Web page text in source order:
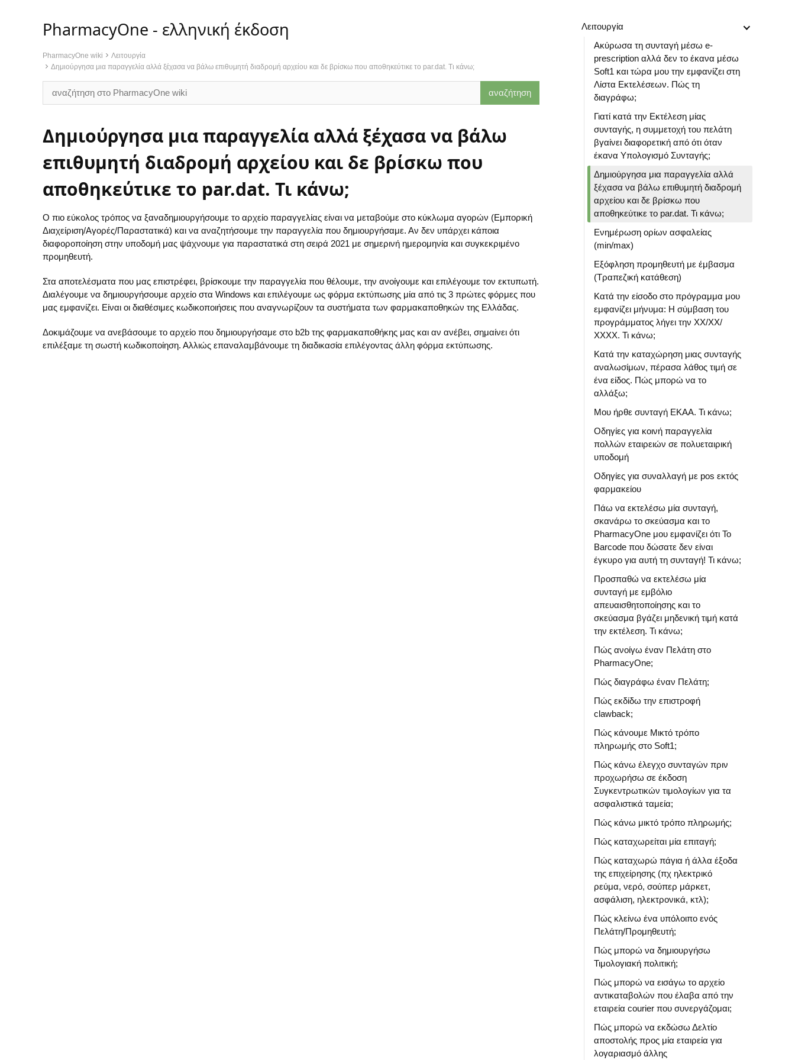
PharmacyOne - ελληνική έκδοση
PharmacyOne wiki
Λειτουργία
Δημιούργησα μια παραγγελία αλλά ξέχασα να βάλω επιθυμητή διαδρομή αρχείου και δε βρίσκω που αποθηκεύτικε το par.dat. Τι κάνω;
Δημιούργησα μια παραγγελία αλλά ξέχασα να βάλω
επιθυμητή διαδρομή αρχείου και δε βρίσκω που
αποθηκεύτικε το par.dat. Τι κάνω;
Ο πιο εύκολος τρόπος να ξαναδημιουργήσουμε το αρχείο παραγγελίας είναι να μεταβούμε στο κύκλωμα αγορών (Εμπορική
Διαχείριση/Αγορές/Παραστατικά) και να αναζητήσουμε την παραγγελία που δημιουργήσαμε. Αν δεν υπάρχει κάποια
διαφοροποίηση στην υποδομή μας ψάχνουμε για παραστατικά στη σειρά 2021 με σημερινή ημερομηνία και συγκεκριμένο
προμηθευτή.
Στα αποτελέσματα που μας επιστρέφει, βρίσκουμε την παραγγελία που θέλουμε, την ανοίγουμε και επιλέγουμε τον εκτυπωτή.
Διαλέγουμε να δημιουργήσουμε αρχείο στα Windows και επιλέγουμε ως φόρμα εκτύπωσης μία από τις 3 πρώτες φόρμες που
μας εμφανίζει. Είναι οι διαθέσιμες κωδικοποιήσεις που αναγνωρίζουν τα συστήματα των φαρμακαποθηκών της Ελλάδας.
Δοκιμάζουμε να ανεβάσουμε το αρχείο που δημιουργήσαμε στο b2b της φαρμακαποθήκης μας και αν ανέβει, σημαίνει ότι
επιλέξαμε τη σωστή κωδικοποίηση. Αλλιώς επαναλαμβάνουμε τη διαδικασία επιλέγοντας άλλη φόρμα εκτύπωσης.
Λειτουργία
Ακύρωσα τη συνταγή μέσω e-
prescription αλλά δεν το έκανα μέσω
Soft1 και τώρα μου την εμφανίζει στη
Λίστα Εκτελέσεων. Πώς τη
διαγράφω;
Γιατί κατά την Εκτέλεση μίας
συνταγής, η συμμετοχή του πελάτη
βγαίνει διαφορετική από ότι όταν
έκανα Υπολογισμό Συνταγής;
Δημιούργησα μια παραγγελία αλλά
ξέχασα να βάλω επιθυμητή διαδρομή
αρχείου και δε βρίσκω που
αποθηκεύτικε το par.dat. Τι κάνω;
Ενημέρωση ορίων ασφαλείας
(min/max)
Εξόφληση προμηθευτή με έμβασμα
(Τραπεζική κατάθεση)
Κατά την είσοδο στο πρόγραμμα μου
εμφανίζει μήνυμα: Η σύμβαση του
προγράμματος λήγει την ΧΧ/ΧΧ/
ΧΧΧΧ. Τι κάνω;
Κατά την καταχώρηση μιας συνταγής
αναλωσίμων, πέρασα λάθος τιμή σε
ένα είδος. Πώς μπορώ να το
αλλάξω;
Μου ήρθε συνταγή ΕΚΑΑ. Τι κάνω;
Οδηγίες για κοινή παραγγελία
πολλών εταιρειών σε πολυεταιρική
υποδομή
Οδηγίες για συναλλαγή με pos εκτός
φαρμακείου
Πάω να εκτελέσω μία συνταγή,
σκανάρω το σκεύασμα και το
PharmacyOne μου εμφανίζει ότι Το
Barcode που δώσατε δεν είναι
έγκυρο για αυτή τη συνταγή! Τι κάνω;
Προσπαθώ να εκτελέσω μία
συνταγή με εμβόλιο
απευαισθητοποίησης και το
σκεύασμα βγάζει μηδενική τιμή κατά
την εκτέλεση. Τι κάνω;
Πώς ανοίγω έναν Πελάτη στο
PharmacyOne;
Πώς διαγράφω έναν Πελάτη;
Πώς εκδίδω την επιστροφή
clawback;
Πώς κάνουμε Μικτό τρόπο
πληρωμής στο Soft1;
Πώς κάνω έλεγχο συνταγών πριν
προχωρήσω σε έκδοση
Συγκεντρωτικών τιμολογίων για τα
ασφαλιστικά ταμεία;
Πώς κάνω μικτό τρόπο πληρωμής;
Πώς καταχωρείται μία επιταγή;
Πώς καταχωρώ πάγια ή άλλα έξοδα
της επιχείρησης (πχ ηλεκτρικό
ρεύμα, νερό, σούπερ μάρκετ,
ασφάλιση, ηλεκτρονικά, κτλ);
Πώς κλείνω ένα υπόλοιπο ενός
Πελάτη/Προμηθευτή;
Πώς μπορώ να δημιουργήσω
Τιμολογιακή πολιτική;
Πώς μπορώ να εισάγω το αρχείο
αντικαταβολών που έλαβα από την
εταιρεία courier που συνεργάζομαι;
Πώς μπορώ να εκδώσω Δελτίο
αποστολής προς μία εταιρεία για
λογαριασμό άλλης